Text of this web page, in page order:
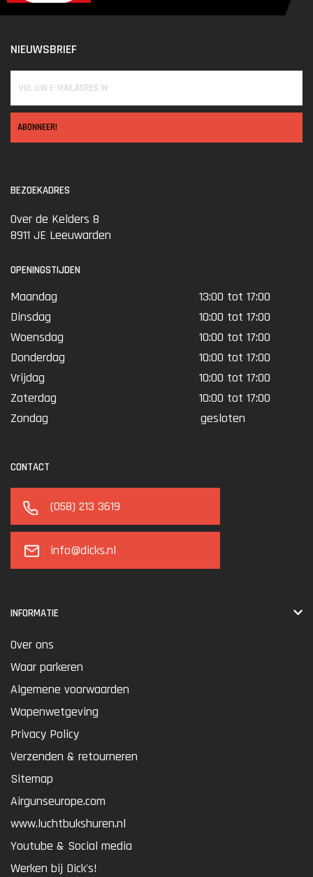
NIEUWSBRIEF
ABONNEER!
BEZOEKADRES
Over de Kelders 8
8911 JE Leeuwarden
OPENINGSTIJDEN
Maandag
13:00 tot 17:00
Dinsdag
10:00 tot 17:00
Woensdag
10:00 tot 17:00
Donderdag
10:00 tot 17:00
Vrijdag
10:00 tot 17:00
Zaterdag
10:00 tot 17:00
Zondag
gesloten
CONTACT
(058) 213 3619
info@dicks.nl
INFORMATIE
Over ons
Waar parkeren
Algemene voorwaarden
Wapenwetgeving
Privacy Policy
Verzenden & retourneren
Sitemap
Airgunseurope.com
www.luchtbukshuren.nl
Youtube & Social media
Werken bij Dick's!